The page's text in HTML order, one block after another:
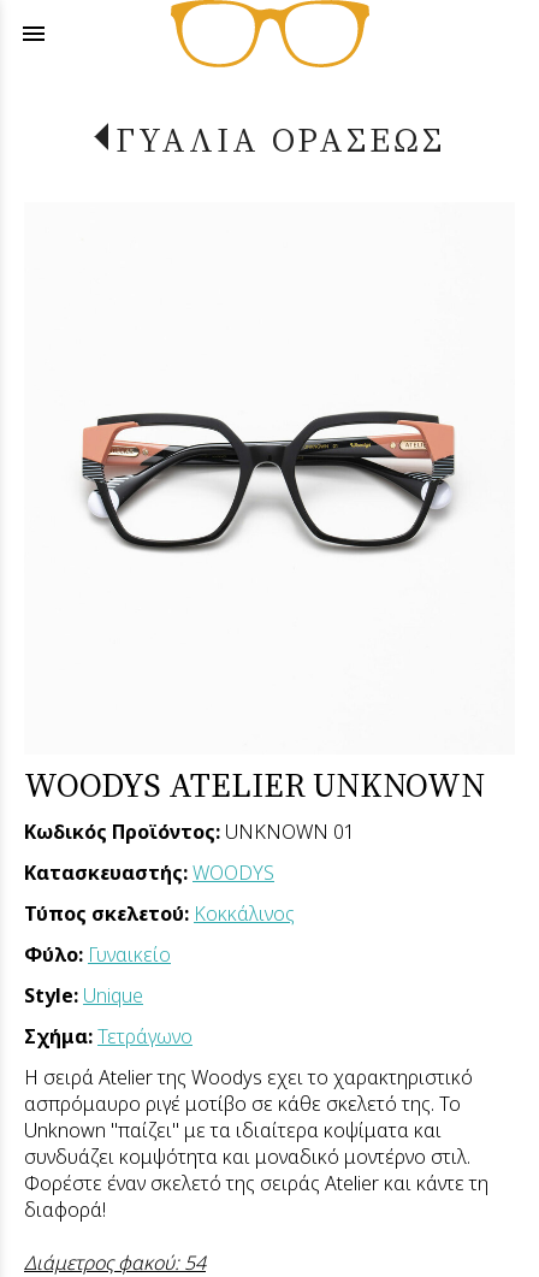
menu
ΓΥΑΛΙΑ ΟΡΑΣΕΩΣ
WOODYS ATELIER UNKNOWN
Κωδικός Προϊόντος: UNKNOWN 01
Κατασκευαστής:WOODYS
Τύπος σκελετού: Κοκκάλινος
Φύλο: Γυναικείο
Style: Unique
Σχήμα:Τετράγωνο
Η σειρά Atelier της Woodys εχει το χαρακτηριστικό
ασπρόμαυρο ριγέ μοτίβο σε κάθε σκελετό της. Το
Unknown "παίζει" με τα ιδιαίτερα κοψίματα και
συνδυάζει κομψότητα και μοναδικό μοντέρνο στιλ.
Φορέστε έναν σκελετό της σειράς Atelier και κάντε τη
διαφορά!
Διάμετρος φακού: 54